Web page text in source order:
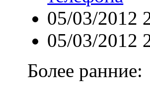
05/03/2012
05/03/2012
Более ранние: